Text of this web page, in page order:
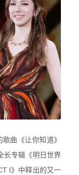
歌曲《让你知道》
长专辑《明日世界
I》 中释出的又一